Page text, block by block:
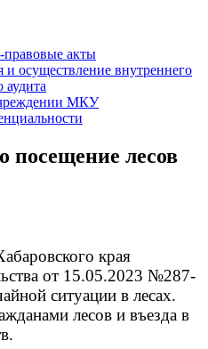
акты
и осуществление внутреннего
аудита
МКУ
посещение лесов
края
от 15.05.2023 №287-
ситуации в лесах.
лесов и въезда в